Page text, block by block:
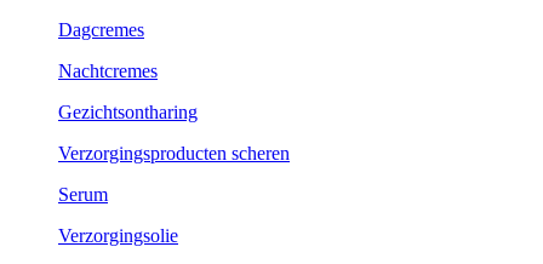
Dagcremes
Nachtcremes
Gezichtsontharing
Verzorgingsproducten scheren
Serum
Verzorgingsolie